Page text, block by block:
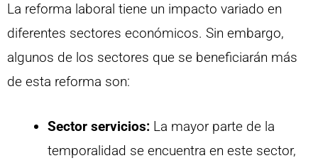
La reforma laboral tiene un impacto variado en
diferentes sectores económicos. Sin embargo,
algunos de los sectores que se beneficiarán más
de esta reforma son:
Sector servicios: La mayor parte de la
temporalidad se encuentra en este sector,